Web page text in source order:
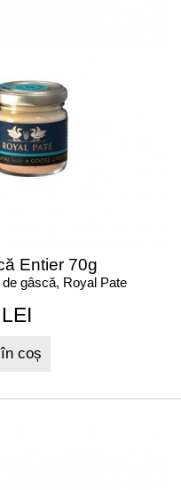
Entier 70g
gâscă, Royal Pate
coș